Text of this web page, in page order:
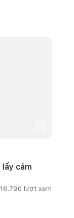
lấy cảm
16.790 lượt xem